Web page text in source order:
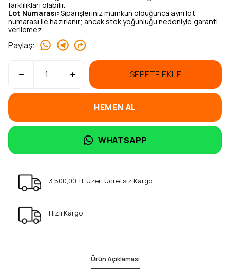
farklılıkları olabilir.
Lot Numarası: Siparişleriniz mümkün olduğunca aynı lot
numarası ile hazırlanır; ancak stok yoğunluğu nedeniyle garanti
verilemez.
Paylaş:
SEPETE EKLE
HEMEN AL
WHATSAPP
3.500,00 TL Üzeri Ücretsiz Kargo
Hızlı Kargo
Ürün Açıklaması